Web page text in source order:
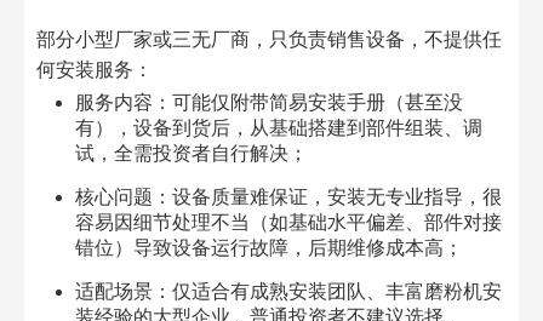
部分小型厂家或三无厂商，只负责销售设备，不提供任
何安装服务：
服务内容：可能仅附带简易安装手册（甚至没
有），设备到货后，从基础搭建到部件组装、调
试，全需投资者自行解决；
核心问题：设备质量难保证，安装无专业指导，很
容易因细节处理不当（如基础水平偏差、部件对接
错位）导致设备运行故障，后期维修成本高；
适配场景：仅适合有成熟安装团队、丰富磨粉机安
装经验的大型企业，普通投资者不建议选择。